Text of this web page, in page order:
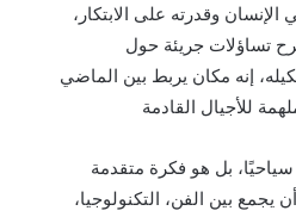
وقدرته على الابتكار،
تساؤلات جريئة حول
إنه مكان يربط بين الماضي
للأجيال القادمة
بل هو فكرة متقدمة
بين الفن، التكنولوجيا،